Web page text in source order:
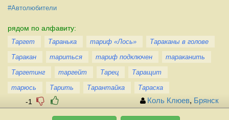
#Автолюбители
рядом по алфавиту:
Таргет Таранька тариф «Лось»
Тараканы в голове
Таракан
тариться тариф подключен
тараканить
Таргетинг
таргейт Тарец
Таращит
тарюсь
Тарить Тарантайка Тараска
-1 Коль Клюев, Брянск